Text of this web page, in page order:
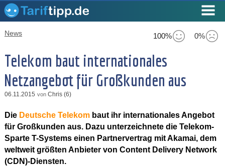
100% 0%
News
Telekom baut internationales
Netzangebot für Großkunden aus
06.11.2015 von Chris (6)
Die Deutsche Telekombaut ihr internationales Angebot
für Großkunden aus. Dazu unterzeichnete die Telekom-
Sparte T-Systems einen Partnervertrag mit Akamai, dem
weltweit größten Anbieter von Content Delivery Network
(CDN)-Diensten.